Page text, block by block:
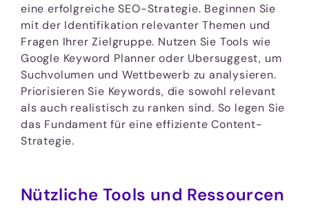
eine erfolgreiche SEO-Strategie. Beginnen Sie
mit der Identifikation relevanter Themen und
Fragen Ihrer Zielgruppe. Nutzen Sie Tools wie
Google Keyword Planner oder Ubersuggest, um
Suchvolumen und Wettbewerb zu analysieren.
Priorisieren Sie Keywords, die sowohl relevant
als auch realistisch zu ranken sind. So legen Sie
das Fundament für eine effiziente Content-
Strategie.
Nützliche Tools und Ressourcen